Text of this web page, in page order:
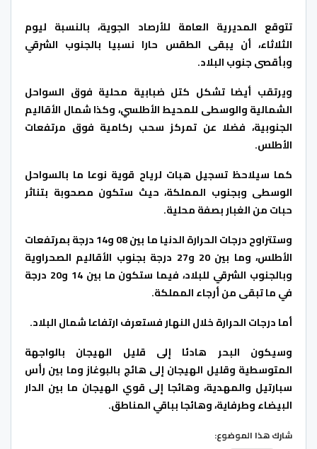
تتوقع المديرية العامة للأرصاد الجوية، بالنسبة ليوم
الثلاثاء، أن يبقى الطقس حارا نسبيا بالجنوب الشرقي
وبأقصى جنوب البلاد.
ويرتقب أيضا تشكل كتل ضبابية محلية فوق السواحل
الشمالية والوسطى للمحيط الأطلسي، وكذا شمال الأقاليم
الجنوبية، فضلا عن تمركز سحب ركامية فوق مرتفعات
الأطلس.
كما سيلاحظ تسجيل هبات لرياح قوية نوعا ما بالسواحل
الوسطى وبجنوب المملكة، حيث ستكون مصحوبة بتناثر
حبات من الغبار بصفة محلية.
وستتراوح درجات الحرارة الدنيا ما بين 08 و14 درجة بمرتفعات
الأطلس، وما بين 20 و27 درجة بجنوب الأقاليم الصحراوية
وبالجنوب الشرقي للبلاد، فيما ستكون ما بين 14 و20 درجة
في ما تبقى من أرجاء المملكة.
أما درجات الحرارة خلال النهار فستعرف ارتفاعا شمال البلاد.
وسيكون البحر هادئا إلى قليل الهيجان بالواجهة
المتوسطية وقليل الهيجان إلى هائج بالبوغاز وما بين رأس
سبارتيل والمهدية، وهائجا إلى قوي الهيجان ما بين الدار
البيضاء وطرفاية، وهائجا بباقي المناطق.
شارك هذا الموضوع: